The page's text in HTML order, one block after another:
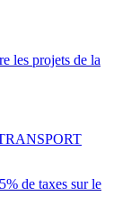
les projets de la
de taxes sur le